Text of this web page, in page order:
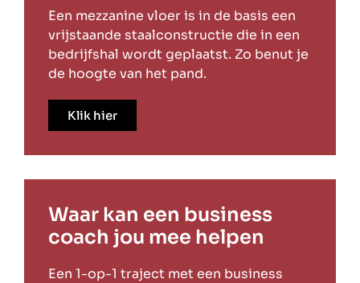
Een mezzanine vloer is in de basis een
vrijstaande staalconstructie die in een
bedrijfshal wordt geplaatst. Zo benut je
de hoogte van het pand.
Klik hier
Waar kan een business
coach jou mee helpen
Een 1-op-1 traject met een business